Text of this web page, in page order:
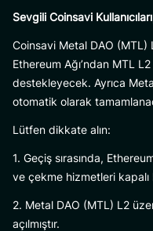
Sevgili Coinsavi
Coinsavi Metal DAO (MTL)
Ethereum Ağı’ndan MTL
destekleyecek. Ayrıca
otomatik olarak
Lütfen dikkate alın:
1. Geçiş sırasında,
ve çekme hizmetleri kapalı
2. Metal DAO (MTL) L2
açılmıştır.